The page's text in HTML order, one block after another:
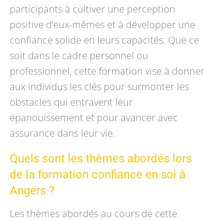
participants à cultiver une perception
positive d’eux-mêmes et à développer une
confiance solide en leurs capacités. Que ce
soit dans le cadre personnel ou
professionnel, cette formation vise à donner
aux individus les clés pour surmonter les
obstacles qui entravent leur
épanouissement et pour avancer avec
assurance dans leur vie.
Quels sont les thèmes abordés lors
de la formation confiance en soi à
Angers ?
Les thèmes abordés au cours de cette